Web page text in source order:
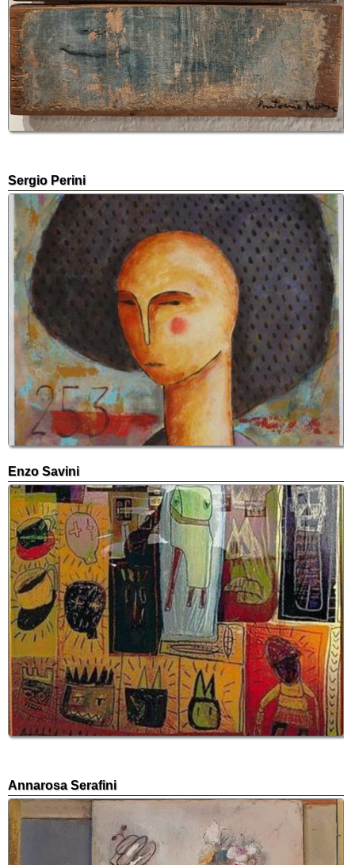
Sergio Perini
Enzo Savini
Annarosa Serafini